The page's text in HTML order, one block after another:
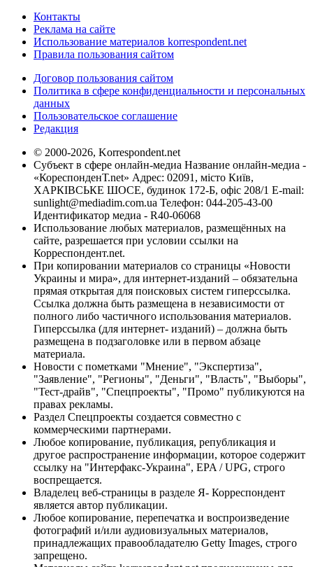
Контакты
Реклама на сайте
Использование материалов korrespondent.net
Правила пользования сайтом
Договор пользования сайтом
Политика в сфере конфиденциальности и персональных
данных
Пользовательское соглашение
Редакция
© 2000-2026, Korrespondent.net
Субъект в сфере онлайн-медиа Название онлайн-медиа -
«КореспонденТ.net» Адрес: 02091, місто Київ,
ХАРКІВСЬКЕ ШОСЕ, будинок 172-Б, офіс 208/1 E-mail:
sunlight@mediadim.com.ua Телефон: 044-205-43-00
Идентификатор медиа - R40-06068
Использование любых материалов, размещённых на
сайте, разрешается при условии ссылки на
Корреспондент.net.
При копировании материалов со страницы «Новости
Украины и мира», для интернет-изданий – обязательна
прямая открытая для поисковых систем гиперссылка.
Ссылка должна быть размещена в независимости от
полного либо частичного использования материалов.
Гиперссылка (для интернет- изданий) – должна быть
размещена в подзаголовке или в первом абзаце
материала.
Новости с пометками "Мнение", "Экспертиза",
"Заявление", "Регионы", "Деньги", "Власть", "Выборы",
"Тест-драйв", "Спецпроекты", "Промо" публикуются на
правах рекламы.
Раздел Спецпроекты создается совместно с
коммерческими партнерами.
Любое копирование, публикация, републикация и
другое распространение информации, которое содержит
ссылку на "Интерфакс-Украина", EPA / UPG, строго
воспрещается.
Владелец веб-страницы в разделе Я- Корреспондент
является автор публикации.
Любое копирование, перепечатка и воспроизведение
фотографий и/или аудиовизуальных материалов,
принадлежащих правообладателю Getty Images, строго
запрещено.